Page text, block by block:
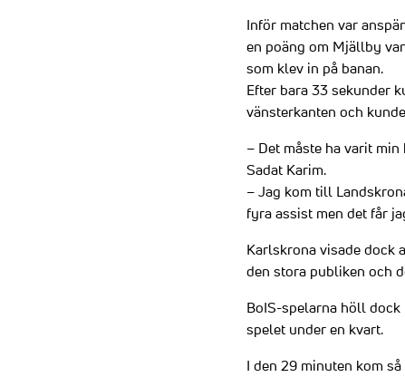
Inför matchen var
en poäng om Mjällby
som klev in på banan.
Efter bara 33 sekunder
vänsterkanten och
– Det måste ha varit
Sadat Karim.
– Jag kom till
fyra assist men det får
Karlskrona visade dock
den stora publiken och
BoIS-spelarna höll
spelet under en kvart.
I den 29 minuten kom